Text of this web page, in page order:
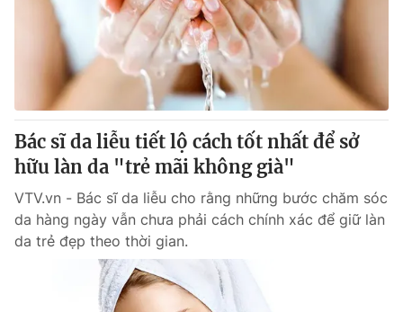
Bác sĩ da liễu tiết lộ cách tốt nhất để sở
hữu làn da "trẻ mãi không già"
VTV.vn - Bác sĩ da liễu cho rằng những bước chăm sóc
da hàng ngày vẫn chưa phải cách chính xác để giữ làn
da trẻ đẹp theo thời gian.